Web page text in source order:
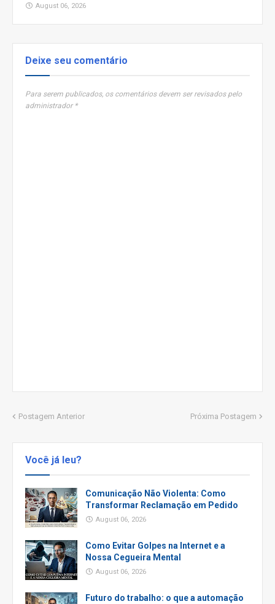
August 06, 2026
Deixe seu comentário
Para serem publicados, os comentários devem ser revisados pelo
administrador *
Postagem Anterior Próxima Postagem
Você já leu?
Comunicação Não Violenta: Como
Transformar Reclamação em Pedido
August 06, 2026
Como Evitar Golpes na Internet e a
Nossa Cegueira Mental
August 06, 2026
Futuro do trabalho: o que a automação